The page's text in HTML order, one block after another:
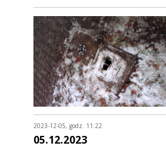
2023-12-05, godz. 11:22
05.12.2023